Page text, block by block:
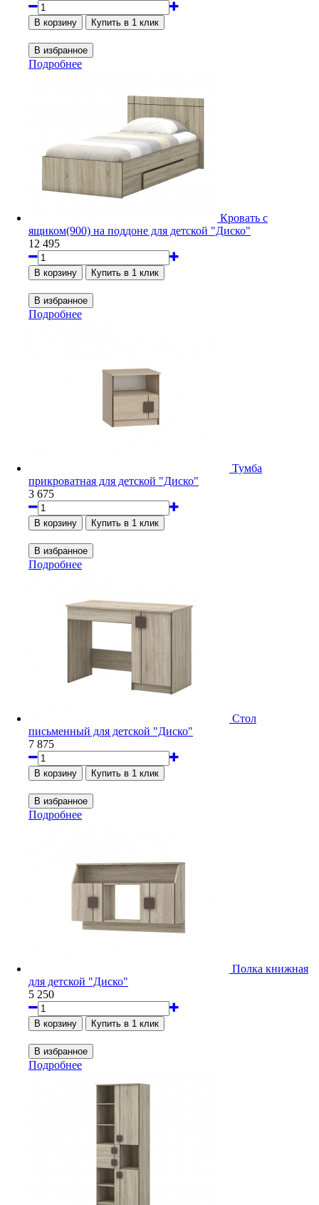
Подробнее
Кровать с
ящиком(900) на поддоне для детской "Диско"
12 495
Подробнее
Тумба
прикроватная для детской "Диско"
3 675
Подробнее
Стол
письменный для детской "Диско"
7 875
Подробнее
Полка книжная
для детской "Диско"
5 250
Подробнее